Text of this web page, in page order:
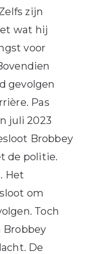
zijn
wat hij
voor
gevolgen
Pas
juli 2023
Brobbey
de politie.
Het
om
Toch
Brobbey
De